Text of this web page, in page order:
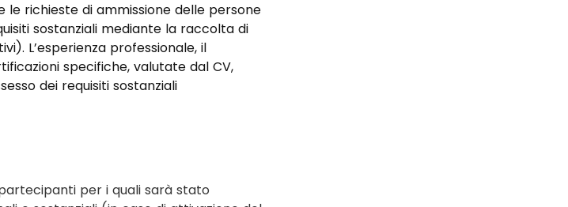
richieste di ammissione delle persone
sostanziali mediante la raccolta di
L’esperienza professionale, il
specifiche, valutate dal CV,
dei requisiti sostanziali
per i quali sarà stato